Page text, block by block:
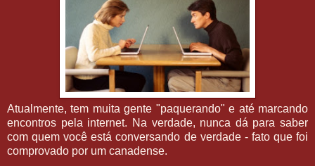
Atualmente, tem muita gente "paquerando" e até marcando
encontros pela internet. Na verdade, nunca dá para saber
com quem você está conversando de verdade - fato que foi
comprovado por um canadense.